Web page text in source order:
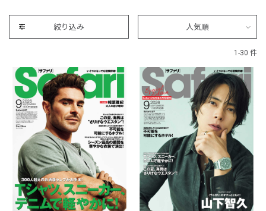
絞り込み 人気順
1-30 件